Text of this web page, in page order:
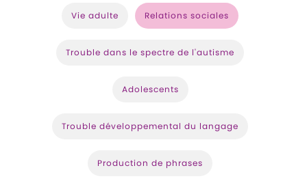
Vie adulte Relations sociales
Trouble dans le spectre de l'autisme
Adolescents
Trouble développemental du langage
Production de phrases